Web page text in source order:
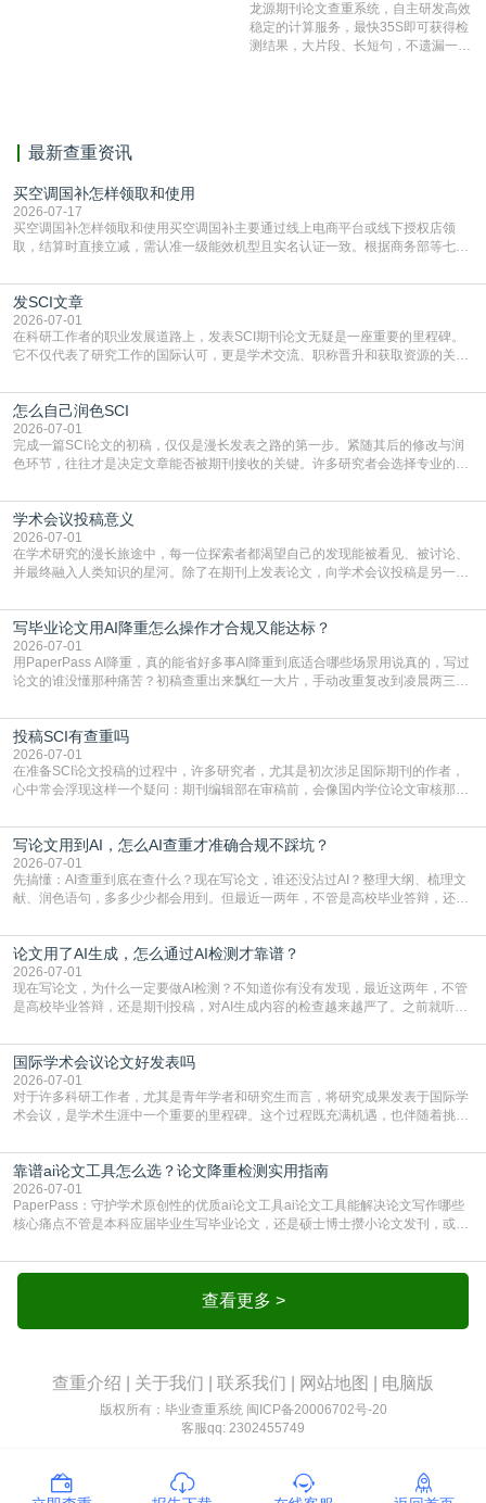
测时注意填写第一作者,才能排除已发
表文献复制比。（限制字符数1万）
龙源期刊论文查重系统，自主研发高效
稳定的计算服务，最快35S即可获得检
测结果，大片段、长短句，不遗漏一处
最新查重资讯
买空调国补怎样领取和使用
2026-07-17
买空调国补怎样领取和使用买空调国补主要通过线上电商平台或线下授权店领
取，结算时直接立减‌，需认准一级能效机型且实名认证一致。根据商务部等七部
能领到补贴首选‌京东APP‌搜索专属口令(如【家电补贴1637】、【国补立省
4949】等，口令会随活动更新，以页面显示为准)进入补贴专场。淘宝/天猫也可
复制粘贴【8$FKFGgJq
发SCI文章
2026-07-01
在科研工作者的职业发展道路上，发表SCI期刊论文无疑是一座重要的里程碑。
它不仅代表了研究工作的国际认可，更是学术交流、职称晋升和获取资源的关键
战与困惑。从选题立意到投稿回应，每一步都需要精心的策略与扎实的工作。本
篇AEIC学术交流中心小编就为大家介绍“发SCI文章”。一、精准定位是成功的第
一步发表SCI文章，首要解决的问题是“投
怎么自己润色SCI
2026-07-01
完成一篇SCI论文的初稿，仅仅是漫长发表之路的第一步。紧随其后的修改与润
色环节，往往才是决定文章能否被期刊接收的关键。许多研究者会选择专业的语
质量，更能在此过程中深化对学术写作的理解。如何系统、高效地打磨自己的论
文，使其在语言和学术表达上更符合国际期刊的要求，是每位研究者值得投入学
习的技能。本篇AEIC学术交流中心小编就为大家介
学术会议投稿意义
2026-07-01
在学术研究的漫长旅途中，每一位探索者都渴望自己的发现能被看见、被讨论、
并最终融入人类知识的星河。除了在期刊上发表论文，向学术会议投稿是另一个
广阔学术天地的大门，连接着个体研究与社会网络。本篇AEIC学术交流中心小编
就为大家介绍“学术会议投稿意义”。一、加速研究成果的传播与反馈学术会议通
常具有周期短、时效性强的特点。相比期刊漫长的
写毕业论文用AI降重怎么操作才合规又能达标？
2026-07-01
用PaperPass AI降重，真的能省好多事AI降重到底适合哪些场景用说真的，写过
论文的谁没懂那种痛苦？初稿查重出来飘红一大片，手动改重复改到凌晨两三
到秃头。这时候靠谱的AI降重真的就是救命稻草，选对工具，半天就能搞定你两
三天都做不完的事。不是所有人都需要用AI降重，但如果你符合下面这些场景，
真的可以试试：初稿写完重复率远超要
投稿SCI有查重吗
2026-07-01
在准备SCI论文投稿的过程中，许多研究者，尤其是初次涉足国际期刊的作者，
心中常会浮现这样一个疑问：期刊编辑部在审稿前，会像国内学位论文审核那
论文的初审通过率。实际上，SCI期刊对重复内容的审查是严谨投稿流程中不可
或缺的一环。本篇AEIC学术交流中心小编就为大家介绍“投稿SCI有查重吗”。
一、查重是标准流程答案是明确的：绝大多数S
写论文用到AI，怎么AI查重才准确合规不踩坑？
2026-07-01
先搞懂：AI查重到底在查什么？现在写论文，谁还没沾过AI？整理大纲、梳理文
献、润色语句，多多少少都会用到。但最近一两年，不管是高校毕业答辩，还是
须加做AI查重。很多人分不清，AI查重和普通查重到底有啥区别？这里说透：普
通查重查的是你的文字和已公开文献的重复比例，防的是抄袭；AI查重查的是你
的内容里，有多少是AI生成的，防的是过
论文用了AI生成，怎么通过AI检测才靠谱？
2026-07-01
现在写论文，为什么一定要做AI检测？不知道你有没有发现，最近这两年，不管
是高校毕业答辩，还是期刊投稿，对AI生成内容的检查越来越严了。之前就听身
要求修改，还差点被判定学术不规范，真的太冤了。现在国内多数高校和核心期
刊，都已经明确出台了相关规定：如果使用AI生成内容辅助写作，必须明确标
注，未标注的AI生成内容会被认定为不符合学
国际学术会议论文好发表吗
2026-07-01
对于许多科研工作者，尤其是青年学者和研究生而言，将研究成果发表于国际学
术会议，是学术生涯中一个重要的里程碑。这个过程既充满机遇，也伴随着挑
疑问：国际学术会议论文到底好不好发表？其价值和难度究竟如何衡量。本篇
AEIC学术交流中心小编就为大家介绍“国际学术会议论文好发表吗”。一、会议论
文发表的相对优势与期刊论文相比，国际会议论文的发
靠谱ai论文工具怎么选？论文降重检测实用指南
2026-07-01
PaperPass：守护学术原创性的优质ai论文工具ai论文工具能解决论文写作哪些
核心痛点不管是本科应届毕业生写毕业论文，还是硕士博士攒小论文发刊，或是
自己逐句读逐句改，熬好几个大夜不说，还经常改不到点上，交上去才发现重复
率超标，再返工太折腾。现在有了成熟的ai论文工具，这些痛点基本都能高效解
决。靠谱的ai论文工具，不止能帮你梳查看更多 >
查重介绍 关于我们 联系我们 网站地图 电脑版
版权所有：毕业查重系统 闽ICP备20006702号-20
客服qq: 2302455749